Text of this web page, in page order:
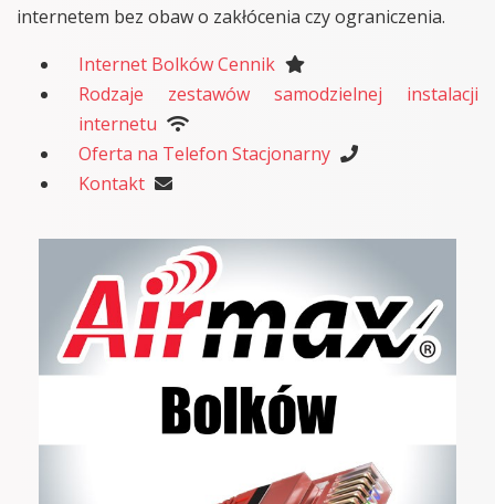
internetem bez obaw o zakłócenia czy ograniczenia.
Internet Bolków Cennik
Rodzaje zestawów samodzielnej instalacji
internetu
Oferta na Telefon Stacjonarny
Kontakt